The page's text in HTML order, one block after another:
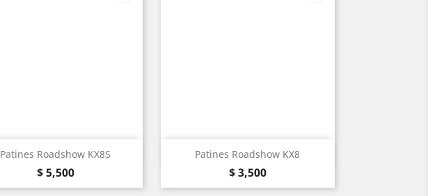
Patines Roadshow KX8S
Precio
$ 5,500
Vista rápida
BlancoFucsia
Patines Roadshow KX8
Precio
$ 3,500
Vista rápida